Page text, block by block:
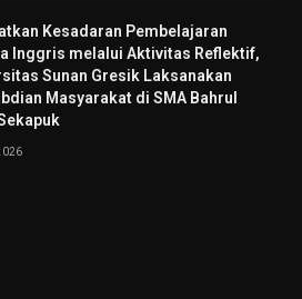
Kesadaran Pembelajaran
Inggris melalui Aktivitas Reflektif,
Sunan Gresik Laksanakan
Masyarakat di SMA Bahrul